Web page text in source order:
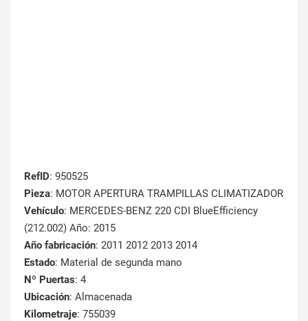
RefID: 950525
Pieza: MOTOR APERTURA TRAMPILLAS CLIMATIZADOR
Vehículo: MERCEDES-BENZ 220 CDI BlueEfficiency
(212.002) Año: 2015
Año fabricación: 2011 2012 2013 2014
Estado: Material de segunda mano
Nº Puertas: 4
Ubicación: Almacenada
Kilometraje: 755039